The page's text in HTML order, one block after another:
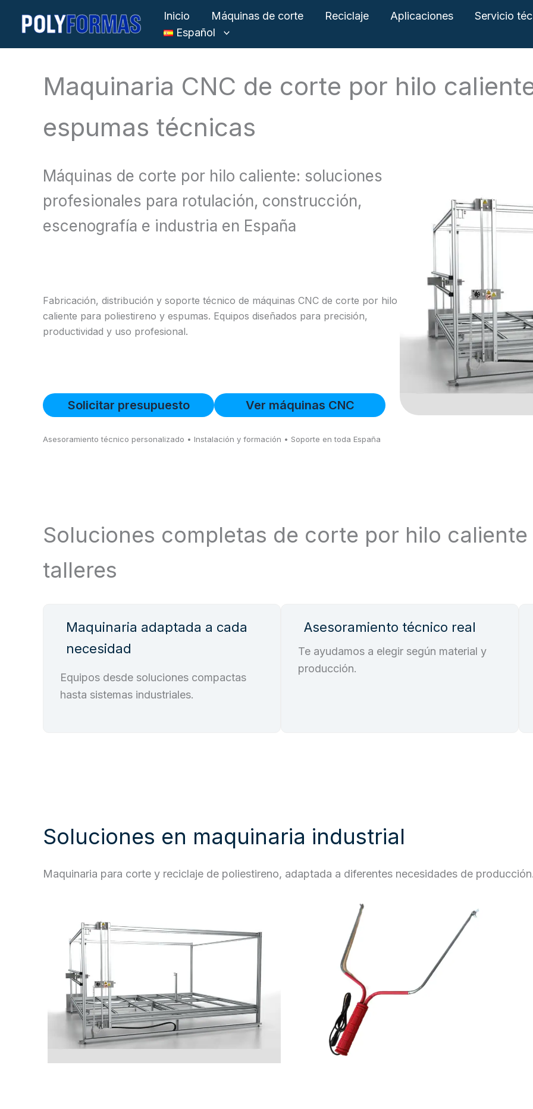
Inicio Máquinas de corte Reciclaje Aplicaciones
Servicio
Español
Maquinaria CNC de corte por hilo
espumas técnicas
Máquinas de corte por hilo caliente: soluciones
profesionales para rotulación, construcción,
escenografía e industria en España
Fabricación, distribución y soporte técnico de máquinas CNC de corte por hilo
caliente para poliestireno y espumas. Equipos diseñados para precisión,
productividad y uso profesional.
Solicitar presupuesto Ver máquinas CNC
Asesoramiento técnico personalizado • Instalación y formación • Soporte en toda España
Soluciones completas de corte por hilo
talleres
Maquinaria adaptada a cada
necesidad
Equipos desde soluciones compactas
hasta sistemas industriales.
Asesoramiento técnico real
Te ayudamos a elegir según material y
producción.
Soluciones en maquinaria industrial
Maquinaria para corte y reciclaje de poliestireno, adaptada a diferentes necesidades de